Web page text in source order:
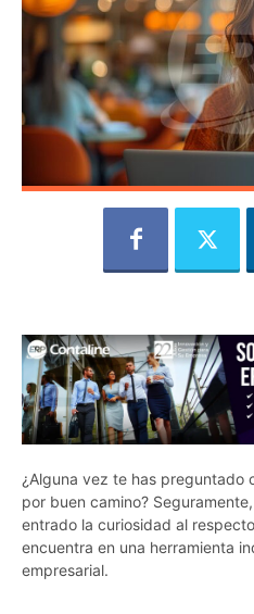
¿Alguna vez te has preguntado
por buen camino?
entrado la curiosidad al
encuentra en una herramienta
empresarial.